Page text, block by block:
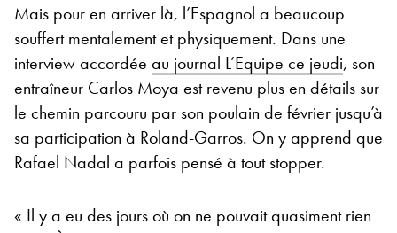
Mais pour en arriver là, l’Espagnol a beaucoup
souffert mentalement et physiquement. Dans une
interview accordée au journal L’Equipe ce jeudi, son
entraîneur Carlos Moya est revenu plus en détails sur
le chemin parcouru par son poulain de février jusqu’à
sa participation à Roland-Garros. On y apprend que
Rafael Nadal a parfois pensé à tout stopper.
« Il y a eu des jours où on ne pouvait quasiment rien